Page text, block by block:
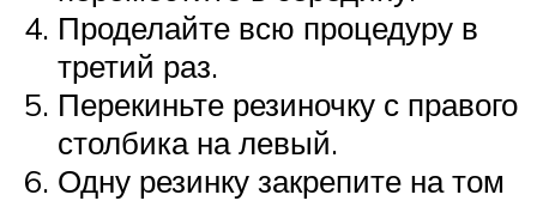
Проделайте всю процедуру в
третий раз.
Перекиньте резиночку с правого
столбика на левый.
Одну резинку закрепите на том